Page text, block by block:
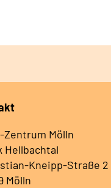
Zentrum Mölln
Hellbachtal
Kneipp-Straße 2
Mölln